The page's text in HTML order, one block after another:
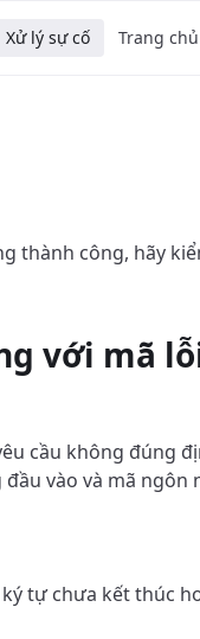
Xử lý sự cố Trang
thành công, hãy
với mã
cầu không đúng
đầu vào và mã
tự chưa kết thúc